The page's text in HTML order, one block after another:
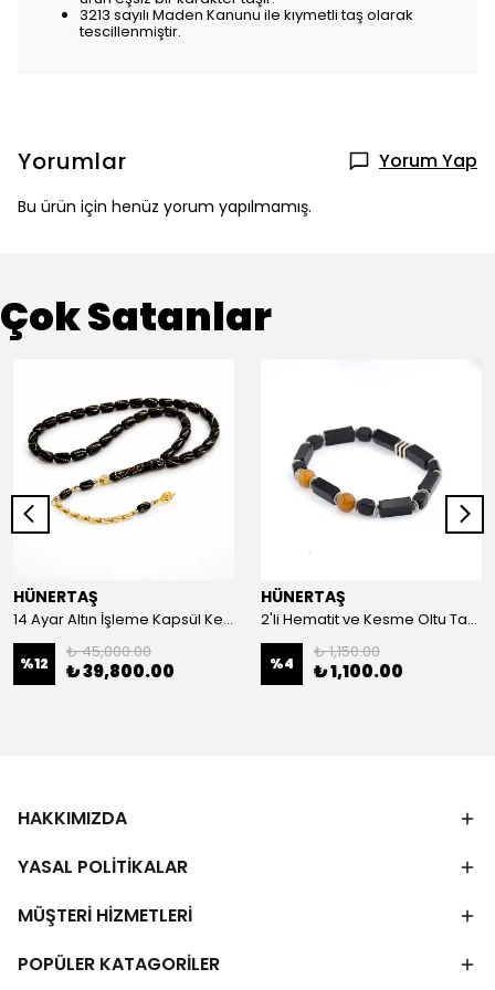
3213 sayılı Maden Kanunu ile kıymetli taş olarak
tescillenmiştir.
Yorumlar Yorum Yap
Bu ürün için henüz yorum yapılmamış.
Çok Satanlar
HÜNERTAŞ
14 Ayar Altın İşleme Kapsül Kesim Oltu Taşı Tespih
%12
₺ 45,000.00
₺ 39,800.00
HÜNERTAŞ
2'li Hematit ve Kesme Oltu Taşı Bileklik
%4
₺ 1,150.00
₺ 1,100.00
HAKKIMIZDA
YASAL POLİTİKALAR
MÜŞTERİ HİZMETLERİ
POPÜLER KATAGORİLER